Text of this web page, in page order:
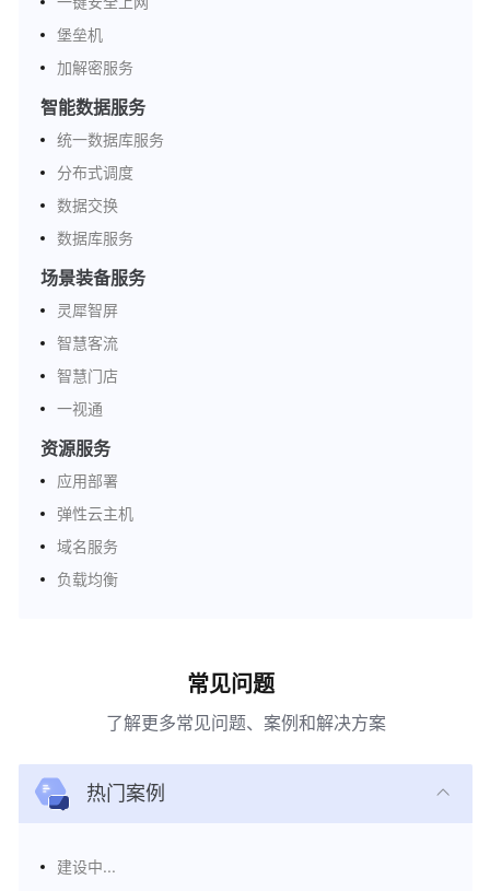
堡垒机
加解密服务
智能数据服务
统一数据库服务
分布式调度
数据交换
数据库服务
场景装备服务
灵犀智屏
智慧客流
智慧门店
一视通
资源服务
应用部署
弹性云主机
域名服务
负载均衡
常见问题
了解更多常见问题、案例和解决方案
热门案例
建设中...